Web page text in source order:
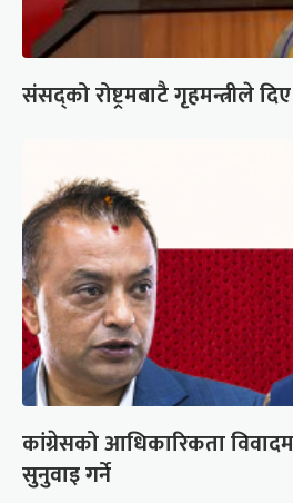
संसद्को रोष्ट्रमबाटै गृहमन्त्रीले
कांग्रेसको आधिकारिकता
सुनुवाइ गर्ने